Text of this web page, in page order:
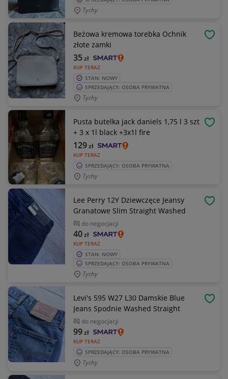
Tychy
Beżowa kremowa torebka Ochnik
złote zamki
KUP TERAZ
35zł
STAN: NOWY
SPRZEDAJĄCY: OSOBA PRYWATNA
Tychy
Pusta butelka jack daniels 1,75 l 3 szt
+ 3 x 1l black +3x1l fire
KUP TERAZ
129zł
SPRZEDAJĄCY: OSOBA PRYWATNA
Tychy
Lee Perry 12Y Dziewczęce Jeansy
Granatowe Slim Straight Washed
do negocjacji
KUP TERAZ
40zł
STAN: NOWY
SPRZEDAJĄCY: OSOBA PRYWATNA
Tychy
Levi's 595 W27 L30 Damskie Blue
Jeans Spodnie Washed Straight
do negocjacji
KUP TERAZ
99zł
SPRZEDAJĄCY: OSOBA PRYWATNA
Tychy